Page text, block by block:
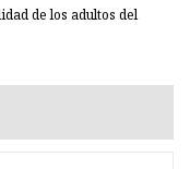
de los adultos del